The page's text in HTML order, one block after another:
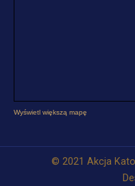
Wyświetl większą mapę
© 2021 Akcja